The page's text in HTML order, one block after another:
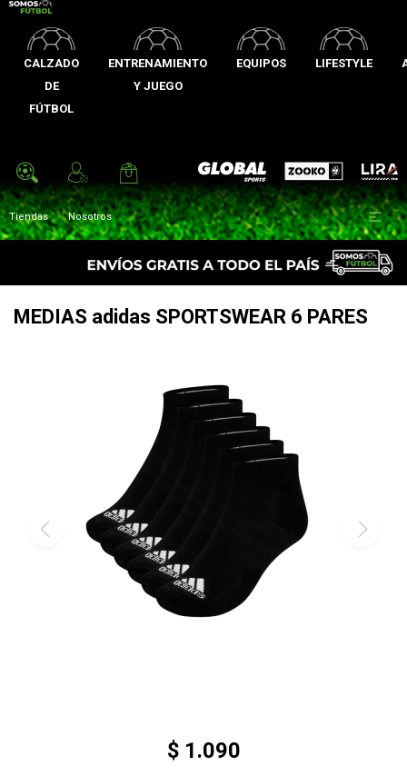
CALZADO
DE
FÚTBOL
ENTRENAMIENTO
Y JUEGO
EQUIPOS LIFESTYLE
Global Sports Zooko Lira
Tiendas Nosotros 
MEDIAS adidas SPORTSWEAR 6 PARES
$ 1.090